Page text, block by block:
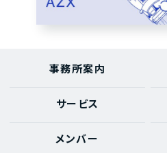
事務所案内
サービス
メンバー